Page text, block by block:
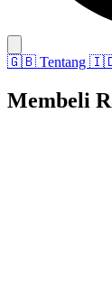
🇬🇧 Tentang
Membeli